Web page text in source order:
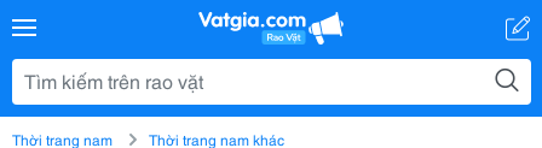
Thời trang nam Thời trang nam khác